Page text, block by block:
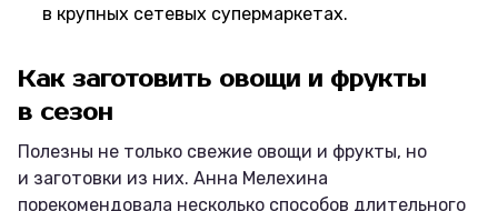
в крупных сетевых супермаркетах.
Как заготовить овощи и фрукты
в сезон
Полезны не только свежие овощи и фрукты, но
и заготовки из них. Анна Мелехина
порекомендовала несколько способов длительного